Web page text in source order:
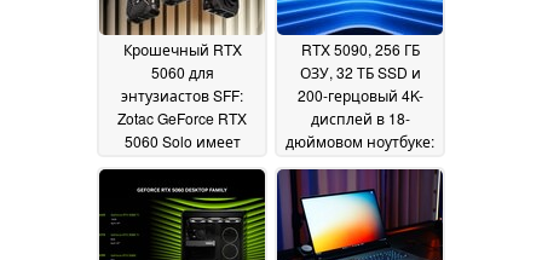
Крошечный RTX
5060 для
энтузиастов SFF:
Zotac GeForce RTX
5060 Solo имеет
вентилятор17 April 2025
RTX 5090, 256 ГБ
ОЗУ, 32 ТБ SSD и
200-герцовый 4K-
дисплей в 18-
дюймовом ноутбуке:
Schenker Key 18 Pro
17 April 2025